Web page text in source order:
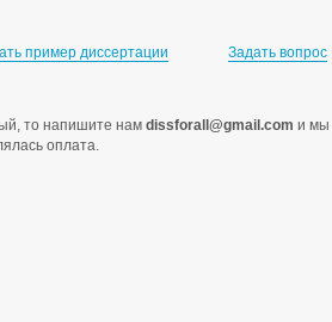
пример диссертации Задать вопрос
то напишите нам dissforall@gmail.com и мы
оплата.